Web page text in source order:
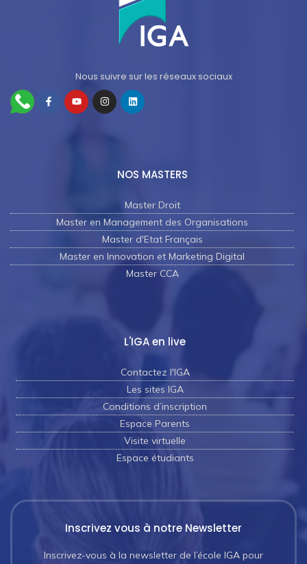
Nous suivre sur les réseaux sociaux
NOS MASTERS
Master Droit
Master en Management des Organisations
Master d'Etat Français
Master en Innovation et Marketing Digital
Master CCA
L'IGA en live
Contactez l'IGA
Les sites IGA
Conditions d’inscription
Espace Parents
Visite virtuelle
Espace étudiants
Inscrivez vous à notre Newsletter
Inscrivez-vous à la newsletter de l’école IGA pour